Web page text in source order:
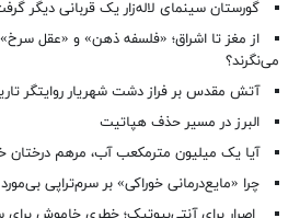
گورستان سینمای لاله‌زار یک قربانی دیگر
از مغز تا اشراق؛ «فلسفه ذهن» و «عقل
می‌نگرند؟
آتش مقدس بر فراز دشت شهریار روایتگر
البرز در مسیر حذف هپاتیت
آیا یک میلیون مترمکعب آب، مرهم
چرا «مایع‌درمانی خوراکی» بر سرم‌تراپی